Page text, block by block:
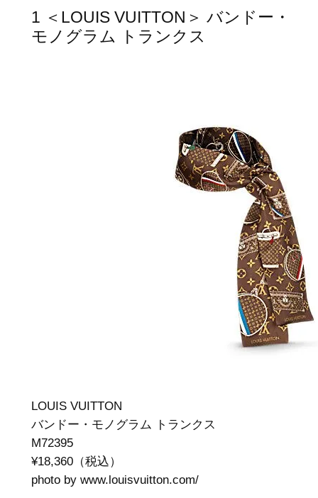
1 ＜LOUIS VUITTON＞ バンドー・
モノグラム トランクス
LOUIS VUITTON
バンドー・モノグラム トランクス
M72395
¥18,360（税込）
photo by www.louisvuitton.com/‎